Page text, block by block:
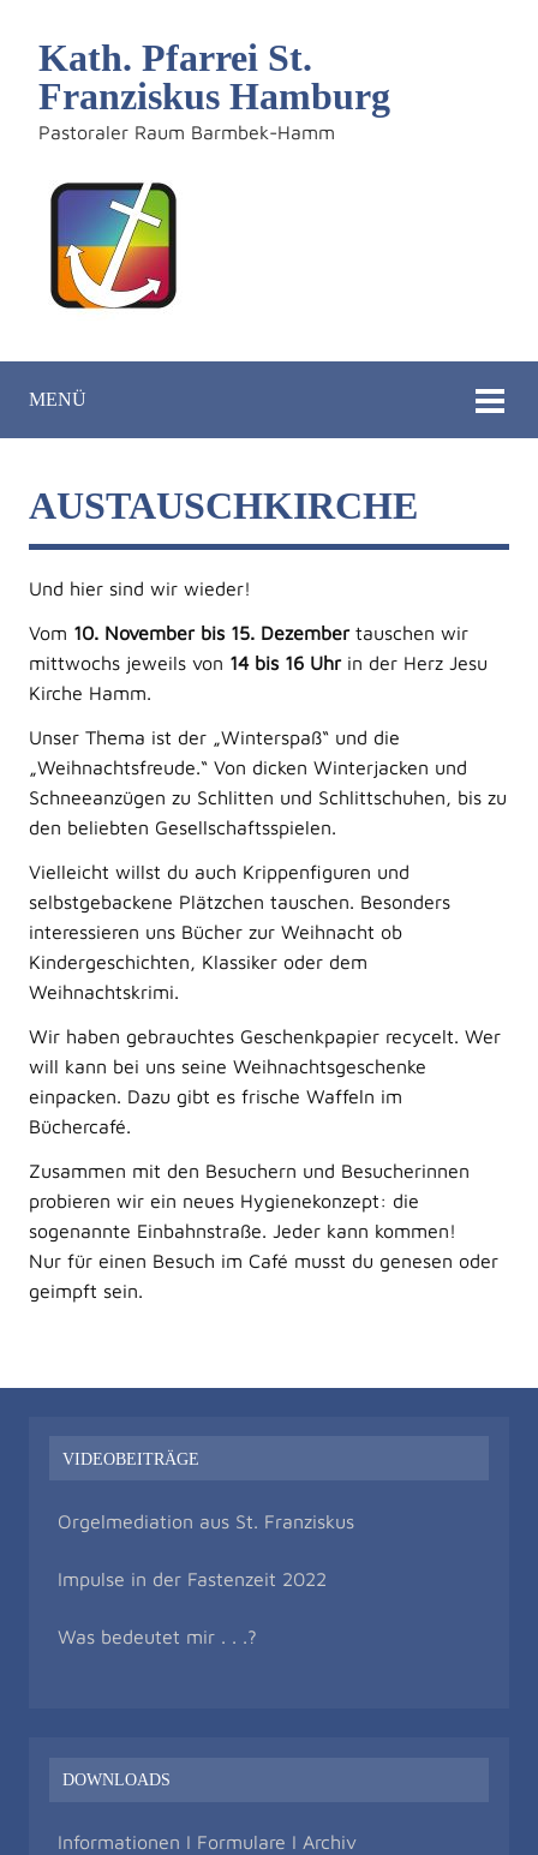
Kath. Pfarrei St.
Franziskus Hamburg
Pastoraler Raum Barmbek-Hamm
MENÜ
AUSTAUSCHKIRCHE
Und hier sind wir wieder!
Vom 10. November bis 15. Dezember tauschen wir
mittwochs jeweils von 14 bis 16 Uhrin der Herz Jesu
Kirche Hamm.
Unser Thema ist der „Winterspaß“ und die
„Weihnachtsfreude.“ Von dicken Winterjacken und
Schneeanzügen zu Schlitten und Schlittschuhen, bis zu
den beliebten Gesellschaftsspielen.
Vielleicht willst du auch Krippenfiguren und
selbstgebackene Plätzchen tauschen. Besonders
interessieren uns Bücher zur Weihnacht ob
Kindergeschichten, Klassiker oder dem
Weihnachtskrimi.
Wir haben gebrauchtes Geschenkpapier recycelt. Wer
will kann bei uns seine Weihnachtsgeschenke
einpacken. Dazu gibt es frische Waffeln im
Büchercafé.
Zusammen mit den Besuchern und Besucherinnen
probieren wir ein neues Hygienekonzept: die
sogenannte Einbahnstraße. Jeder kann kommen!
Nur für einen Besuch im Café musst du genesen oder
geimpft sein.
VIDEOBEITRÄGE
Orgelmediation aus St. Franziskus
Impulse in der Fastenzeit 2022
Was bedeutet mir . . .?
DOWNLOADS
Informationen I Formulare I Archiv